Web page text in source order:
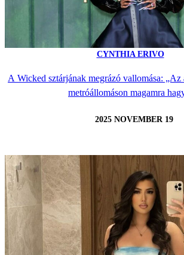
CYNTHIA ERIVO
A Wicked sztárjának megrázó vallomása: „Az
metróállomáson magamra
2025 NOVEMBER 19